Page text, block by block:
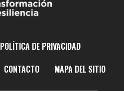
POLÍTICA DE PRIVACIDAD
CONTACTO MAPA DEL SITIO